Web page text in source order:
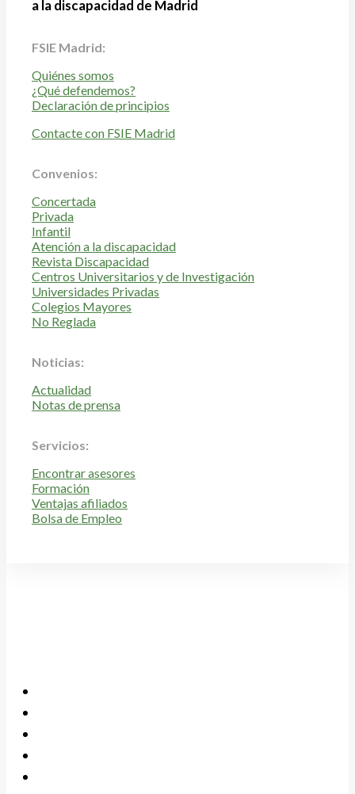
a la discapacidad de Madrid
FSIE Madrid:
Quiénes somos
¿Qué defendemos?
Declaración de principios
Contacte con FSIE Madrid
Convenios:
Concertada
Privada
Infantil
Atención a la discapacidad
Revista Discapacidad
Centros Universitarios y de Investigación
Universidades Privadas
Colegios Mayores
No Reglada
Noticias:
Actualidad
Notas de prensa
Servicios:
Encontrar asesores
Formación
Ventajas afiliados
Bolsa de Empleo